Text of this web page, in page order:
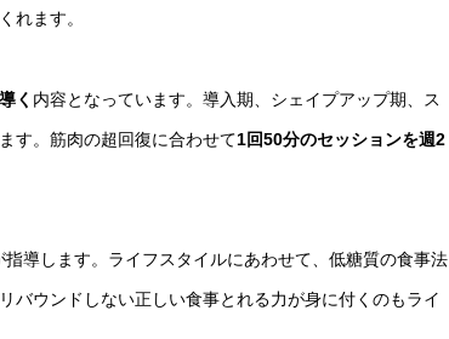
れます。
く 内容となっています。導入期、シェイプアップ期、ス
す。筋肉の超回復に合わせて1回50分のセッションを週2
導します。ライフスタイルにあわせて、低糖質の食事法
バウンドしない正しい食事とれる力が身に付くのもライ